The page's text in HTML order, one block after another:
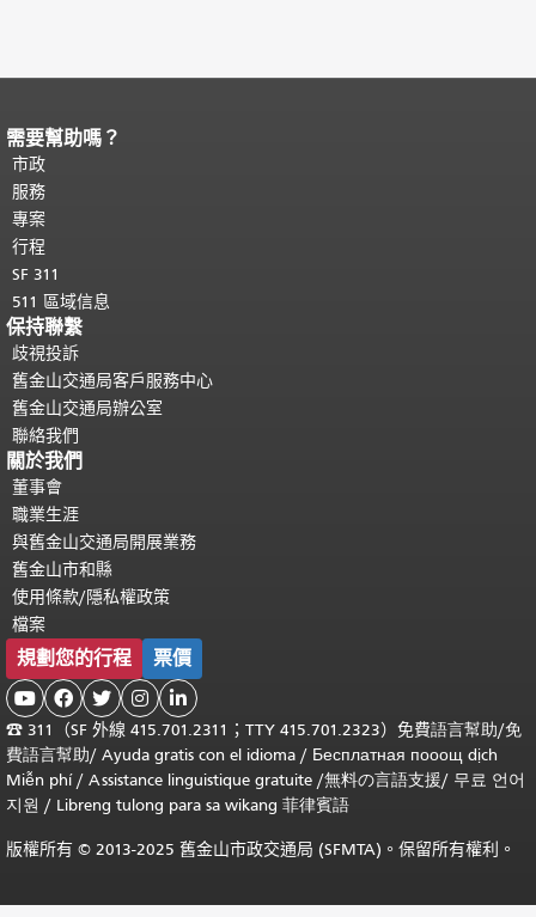
頁面內容結束。
都會重複顯示。
需要幫助嗎？
市政
服務
專案
行程
SF 311
511 區域信息
保持聯繫
歧視投訴
舊金山交通局客戶服務中心
舊金山交通局辦公室
聯絡我們
關於我們
董事會
職業生涯
與舊金山交通局開展業務
舊金山市和縣
使用條款/隱私權政策
檔案
規劃您的行程 票價
    
☎ 311（SF 外線 415.701.2311；TTY 415.701.2323）免費語言幫助/免
費語言幫助/ Ayuda gratis con el idioma / Бесплатная пооощ dịch
Miễn phí/ Assistance linguistique gratuite /無料の言語支援/ 무료 언어
지원 / Libreng tulong para sa wikang 菲律賓語
版權所有 © 2013-2025 舊金山市政交通局 (SFMTA)。保留所有權利。